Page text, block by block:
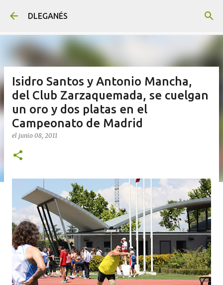
DLEGANÉS
Isidro Santos y Antonio Mancha,
del Club Zarzaquemada, se cuelgan
un oro y dos platas en el
Campeonato de Madrid
el junio 08, 2011